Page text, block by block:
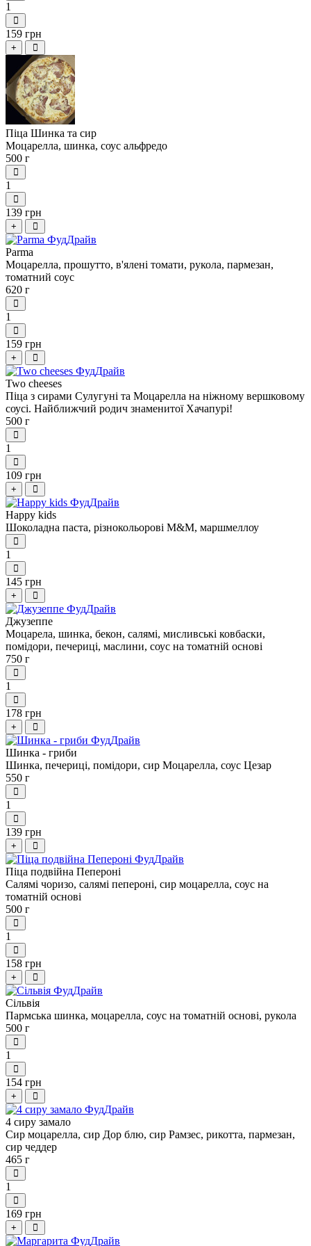
1
159 грн
+
Піца Шинка та сир
Моцарелла, шинка, соус альфредо
500 г
1
139 грн
+
Parma
Моцарелла, прошутто, в'ялені томати, рукола, пармезан,
томатний соус
620 г
1
159 грн
+
Two cheeses
Піца з сирами Сулугуні та Моцарелла на ніжному вершковому
соусі. Найближчий родич знаменитої Хачапурі!
500 г
1
109 грн
+
Happy kids
Шоколадна паста, різнокольорові M&M, маршмеллоу
1
145 грн
+
Джузеппе
Моцарела, шинка, бекон, салямі, мисливські ковбаски,
помідори, печериці, маслини, соус на томатній основі
750 г
1
178 грн
+
Шинка - гриби
Шинка, печериці, помідори, сир Моцарелла, соус Цезар
550 г
1
139 грн
+
Піца подвійна Пепероні
Салямі чоризо, салямі пепероні, сир моцарелла, соус на
томатній основі
500 г
1
158 грн
+
Сільвія
Пармська шинка, моцарелла, соус на томатній основі, рукола
500 г
1
154 грн
+
4 сиру замало
Сир моцарелла, сир Дор блю, сир Рамзес, рикотта, пармезан,
сир чеддер
465 г
1
169 грн
+